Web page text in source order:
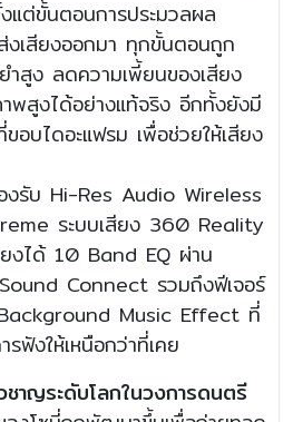
ต่ขั้นตอนการประมวลผล
เสียงออกมา ทุกขั้นตอนถูก
ำสูง ลดความเพี้ยนของเสียง
พสูงได้อย่างแท้จริง อีกทั้งยังมี
อบไดอะแฟรม เพื่อช่วยให้เสียง
รับ Hi-Res Audio Wireless
ระบบเสียง 360 Reality
งได้ 10 Band EQ ผ่าน
Connect รวมถึงฟีเจอร์
Music Effect ที่
ฟังให้เหนือกว่าที่เคย
ชาญระดับโลกในวงการดนตรี